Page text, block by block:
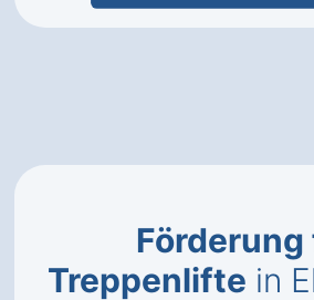
Treppenlifte in